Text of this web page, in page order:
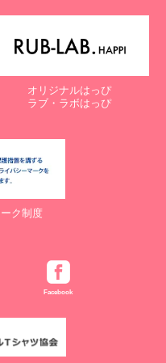
オリジナルはっぴ
ラブ・ラボはっぴ
ク制度
Facebook